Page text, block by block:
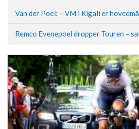
Van der Poel: – VM i Kigali er